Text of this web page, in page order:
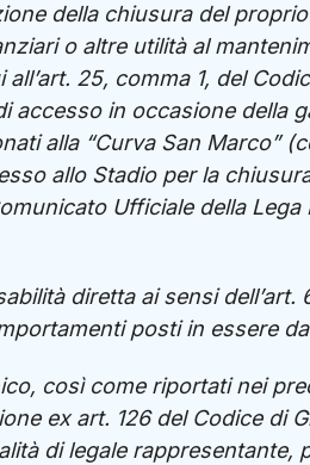
della chiusura del
o altre utilità al
25, comma 1, del
in occasione della
alla “Curva San Marco”
allo Stadio per la
Ufficiale della Lega
diretta ai sensi dell’art.
posti in essere
così come riportati nei
ex art. 126 del Codice di
di legale rappresentante,